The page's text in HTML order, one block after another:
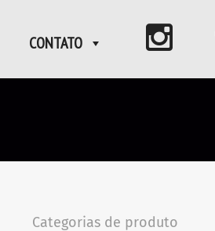
CONTATO
Categorias de produto